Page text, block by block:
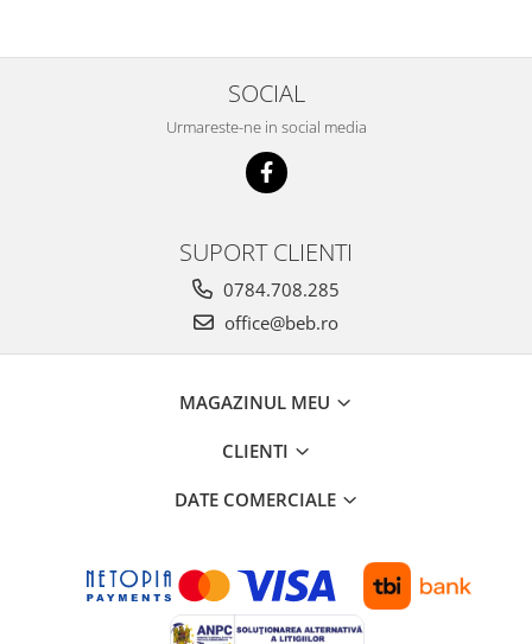
SOCIAL
Urmareste-ne in social media
SUPORT CLIENTI
0784.708.285
office@beb.ro
MAGAZINUL MEU
CLIENTI
DATE COMERCIALE